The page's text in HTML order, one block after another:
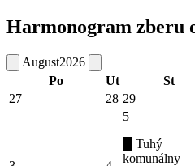
Harmonogram zberu
August2026
Po
Ut St
27
28 29
5
Tuhý
komunálny